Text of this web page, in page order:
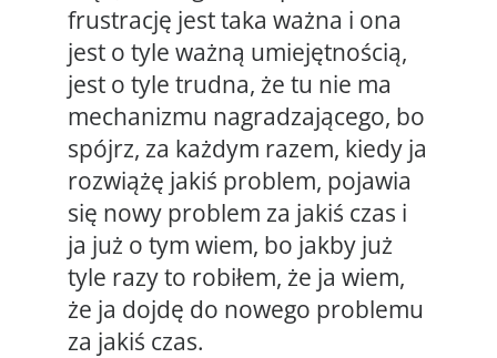
frustrację jest taka ważna i ona
jest o tyle ważną umiejętnością,
jest o tyle trudna, że tu nie ma
mechanizmu nagradzającego, bo
spójrz, za każdym razem, kiedy ja
rozwiążę jakiś problem, pojawia
się nowy problem za jakiś czas i
ja już o tym wiem, bo jakby już
tyle razy to robiłem, że ja wiem,
że ja dojdę do nowego problemu
za jakiś czas.